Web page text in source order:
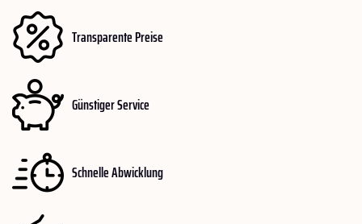
Transparente Preise
Günstiger Service
Schnelle Abwicklung